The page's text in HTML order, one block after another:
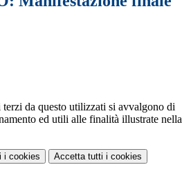
da questo utilizzati si avvalgono di
ed utili alle finalità illustrate nella
i cookies Accetta tutti i cookies